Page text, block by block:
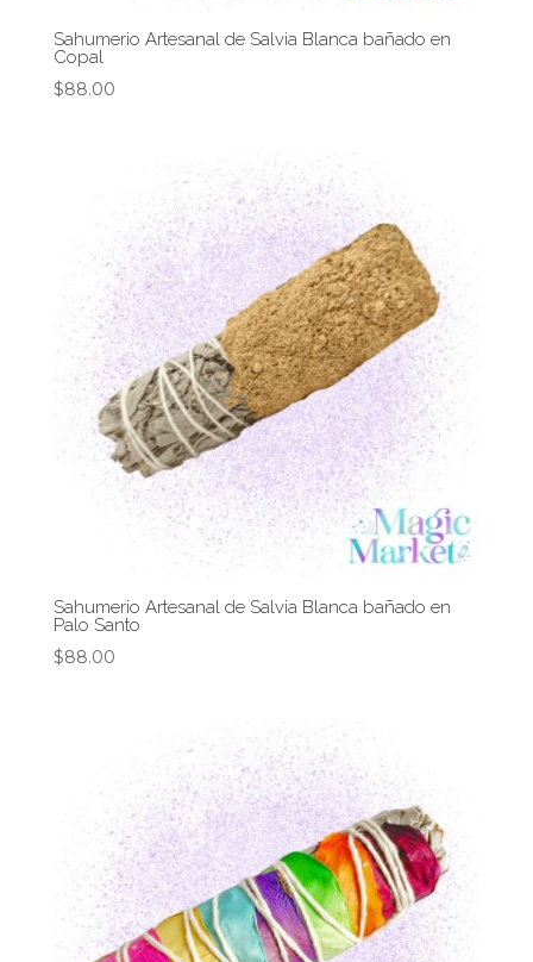
Sahumerio Artesanal de Salvia Blanca bañado en
Copal
$88.00
Sahumerio Artesanal de Salvia Blanca bañado en
Palo Santo
$88.00